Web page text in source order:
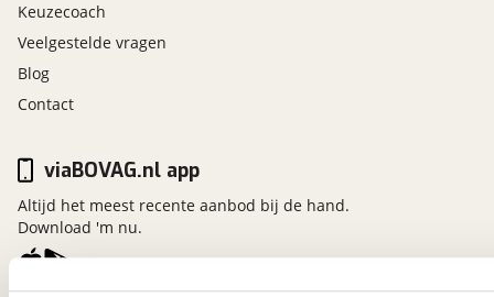
Keuzecoach
Veelgestelde vragen
Blog
Contact
viaBOVAG.nl app
Altijd het meest recente aanbod bij de hand.
Download 'm nu.